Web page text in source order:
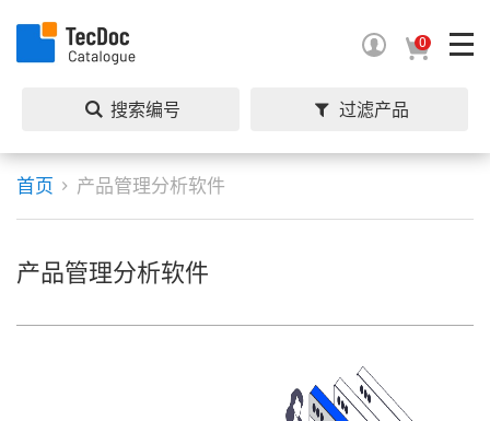
0
搜索编号 过滤产品
首页 产品管理分析软件
产品管理分析软件